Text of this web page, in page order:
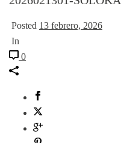
Posted 13 febrero, 2026
In
0